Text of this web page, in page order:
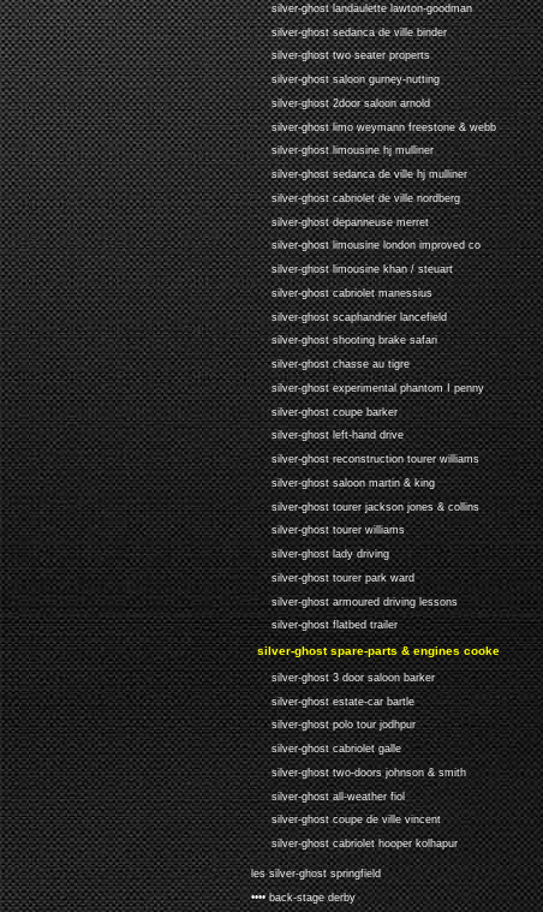
silver-ghost landaulette lawton-goodman
silver-ghost sedanca de ville binder
silver-ghost two seater properts
silver-ghost saloon gurney-nutting
silver-ghost 2door saloon arnold
silver-ghost limo weymann freestone & webb
silver-ghost limousine hj mulliner
silver-ghost sedanca de ville hj mulliner
silver-ghost cabriolet de ville nordberg
silver-ghost depanneuse merret
silver-ghost limousine london improved co
silver-ghost limousine khan / steuart
silver-ghost cabriolet manessius
silver-ghost scaphandrier lancefield
silver-ghost shooting brake safari
silver-ghost chasse au tigre
silver-ghost experimental phantom I penny
silver-ghost coupe barker
silver-ghost left-hand drive
silver-ghost reconstruction tourer williams
silver-ghost saloon martin & king
silver-ghost tourer jackson jones & collins
silver-ghost tourer williams
silver-ghost lady driving
silver-ghost tourer park ward
silver-ghost armoured driving lessons
silver-ghost flatbed trailer
silver-ghost spare-parts & engines cooke
silver-ghost 3 door saloon barker
silver-ghost estate-car bartle
silver-ghost polo tour jodhpur
silver-ghost cabriolet galle
silver-ghost two-doors johnson & smith
silver-ghost all-weather fiol
silver-ghost coupe de ville vincent
silver-ghost cabriolet hooper kolhapur
les silver-ghost springfield
•••• back-stage derby